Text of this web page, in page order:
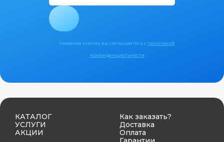
Нажимая кнопку вы соглашаетесь с политикой
конфиденциальности
КАТАЛОГ
УСЛУГИ
АКЦИИ
Как заказать?
Доставка
Оплата